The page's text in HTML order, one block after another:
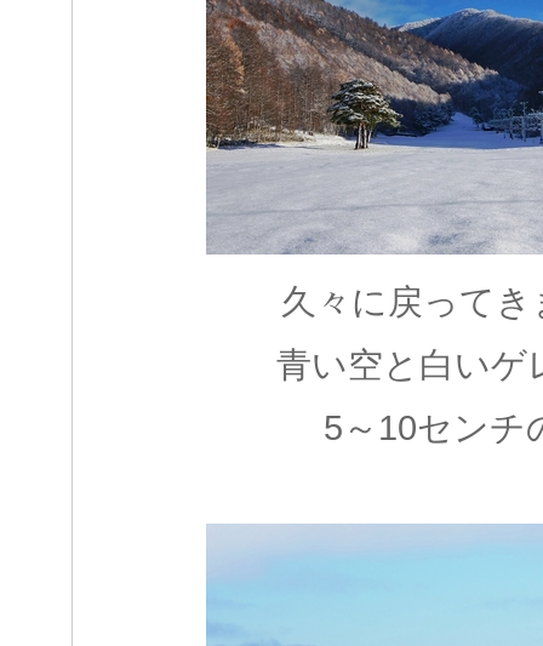
久々に戻って
青い空と白いゲ
5～10センチ